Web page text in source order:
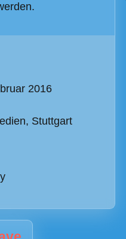
2016
Stuttgart